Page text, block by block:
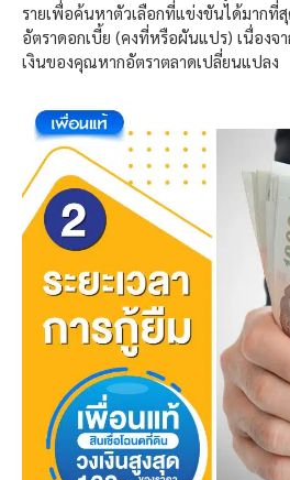
รายเพื่อค้นหาตัวเลือกที่แข่งขันได้มากที่
อัตราดอกเบี้ย (คงที่หรือผันแปร) เนื่องจ
เงินของคุณหากอัตราตลาดเปลี่ยนแปลง